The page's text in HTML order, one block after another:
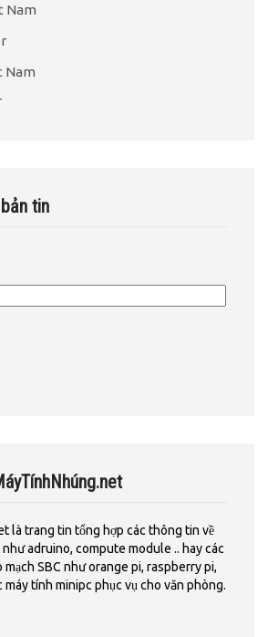
Nam
Nam
tin
là trang tin tổng hợp các thông tin về
adruino, compute module .. hay các
SBC như orange pi, raspberry pi,
máy tính minipc phục vụ cho văn phòng.